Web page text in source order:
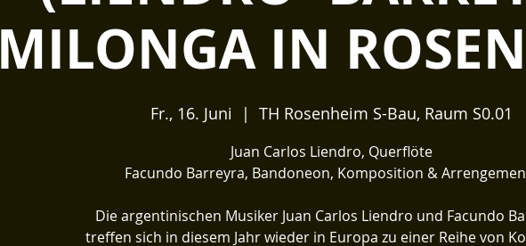
MILONGA IN
Fr., 16. Juni
  |
TH Rosenheim S-Bau, Raum S0.01
Juan Carlos Liendro, Querflöte
Facundo Barreyra, Bandoneon, Komposition &
Die argentinischen Musiker Juan Carlos Liendro und Facundo
treffen sich in diesem Jahr wieder in Europa zu einer Reihe von